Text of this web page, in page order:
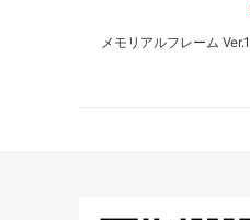
メモリアルフレーム Ver.1